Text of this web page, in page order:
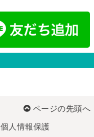
ページの先頭へ
個人情報保護